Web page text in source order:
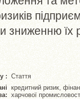
зниженню їх
: Стаття
кредитний ризик,
харчової